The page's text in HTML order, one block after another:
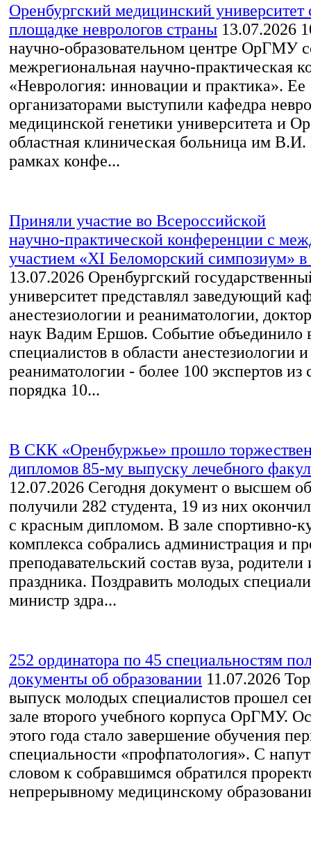
Оренбургский медицинский университет
площадке неврологов страны 13.07.2026
научно-образовательном центре ОрГМУ
межрегиональная научно-практическая
«Неврология: инновации и практика». Ее
организаторами выступили кафедра
медицинской генетики университета и
областная клиническая больница им
рамках конфе...
Приняли участие во Всероссийской
научно‑практической конференции с
участием «XI Беломорский симпозиум» в
13.07.2026 Оренбургский
университет представлял заведующий
анестезиологии и реаниматологии,
наук Вадим Ершов. Событие объединило
специалистов в области анестезиологии и
реаниматологии - более 100 экспертов из
порядка 10...
В СКК «Оренбуржье» прошло
дипломов 85-му выпуску лечебного
12.07.2026 Сегодня документ о высшем
получили 282 студента, 19 из них
с красным дипломом. В зале спортивно-
комплекса собрались администрация и
преподавательский состав вуза, родители
праздника. Поздравить молодых
министр здра...
252 ординатора по 45 специальностям
документы об образовании 11.07.2026
выпуск молодых специалистов прошел
зале второго учебного корпуса ОрГМУ.
этого года стало завершение обучения
специальности «профпатология». С
словом к собравшимся обратился
непрерывному медицинскому